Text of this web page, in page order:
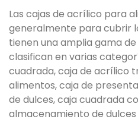
Las cajas de acrílico para
generalmente para cubrir
tienen una amplia gama
clasifican en varias
cuadrada, caja de acrílico
alimentos, caja de
de dulces, caja cuadrada
almacenamiento de